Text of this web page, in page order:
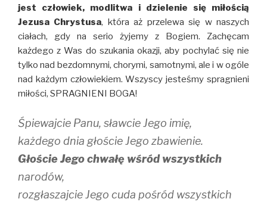
jest człowiek, modlitwa i dzielenie się miłością
Jezusa Chrystusa, która aż przelewa się w naszych
ciałach, gdy na serio żyjemy z Bogiem. Zachęcam
każdego z Was do szukania okazji, aby pochylać się nie
tylko nad bezdomnymi, chorymi, samotnymi, ale i w ogóle
nad każdym człowiekiem. Wszyscy jesteśmy spragnieni
miłości, SPRAGNIENI BOGA!
Śpiewajcie Panu, sławcie Jego imię,
każdego dnia głoście Jego zbawienie.
Głoście Jego chwałę wśród wszystkich
narodów,
rozgłaszajcie Jego cuda pośród wszystkich